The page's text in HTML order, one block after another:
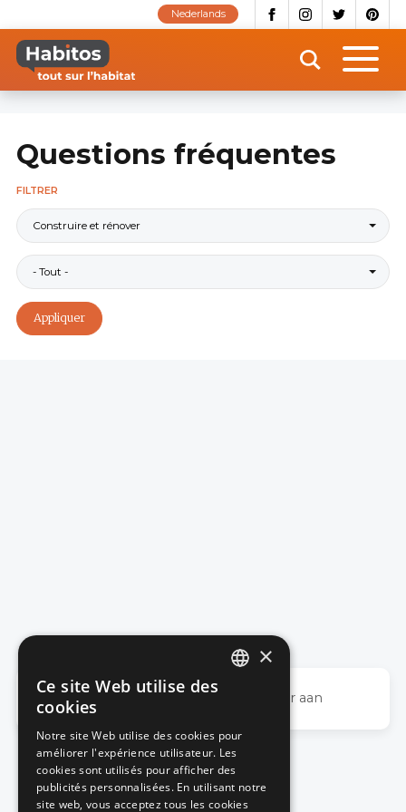
contenu
principal
Nederlands
Questions fréquentes
FILTRER
Construire et rénover
- Tout -
Geen realisaties gevonden, pas de filter aan
×
Ce site Web utilise des
cookies
Notre site Web utilise des cookies pour
améliorer l'expérience utilisateur. Les
cookies sont utilisés pour afficher des
publicités personnalisées. En utilisant notre
site web, vous acceptez tous les cookies